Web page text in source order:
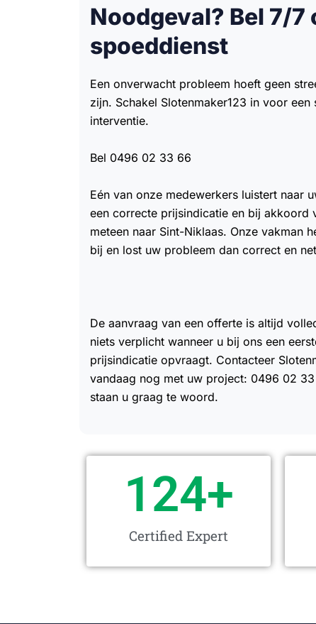
Noodgeval? Bel 7/7
spoeddienst
Een onverwacht probleem hoeft geen
zijn. Schakel Slotenmaker123 in voor
interventie.
Bel 0496 02 33 66
Eén van onze medewerkers luistert naar
een correcte prijsindicatie en bij akkoord
meteen naar Sint-Niklaas. Onze vakman
bij en lost uw probleem dan correct en
De aanvraag van een offerte is altijd
niets verplicht wanneer u bij ons een
prijsindicatie opvraagt. Contacteer
vandaag nog met uw project: 0496 02
staan u graag te woord.
Certified Expert
124+